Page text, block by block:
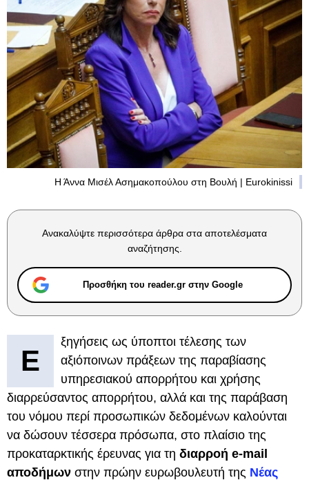
Η Άννα Μισέλ Ασημακοπούλου στη Βουλή | Eurokinissi
Ανακαλύψτε περισσότερα άρθρα στα αποτελέσματα
αναζήτησης.
Προσθήκη του reader.gr στην Google
Ε
ξηγήσεις ως ύποπτοι τέλεσης των
αξιόποινων πράξεων της παραβίασης
υπηρεσιακού απορρήτου και χρήσης
διαρρεύσαντος απορρήτου, αλλά και της παράβαση
του νόμου περί προσωπικών δεδομένων καλούνται
να δώσουν τέσσερα πρόσωπα, στο πλαίσιο της
προκαταρκτικής έρευνας για τη διαρροή e-mail
αποδήμων στην πρώην ευρωβουλευτή της Νέας